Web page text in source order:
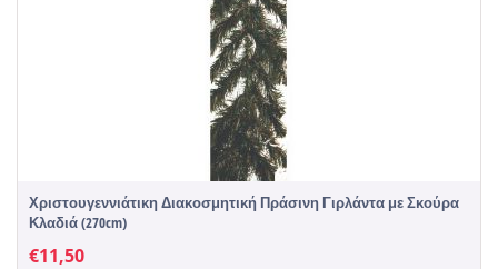
Χριστουγεννιάτικη Διακοσμητική Πράσινη Γιρλάντα με Σκούρα
Κλαδιά (270cm)
€11,50